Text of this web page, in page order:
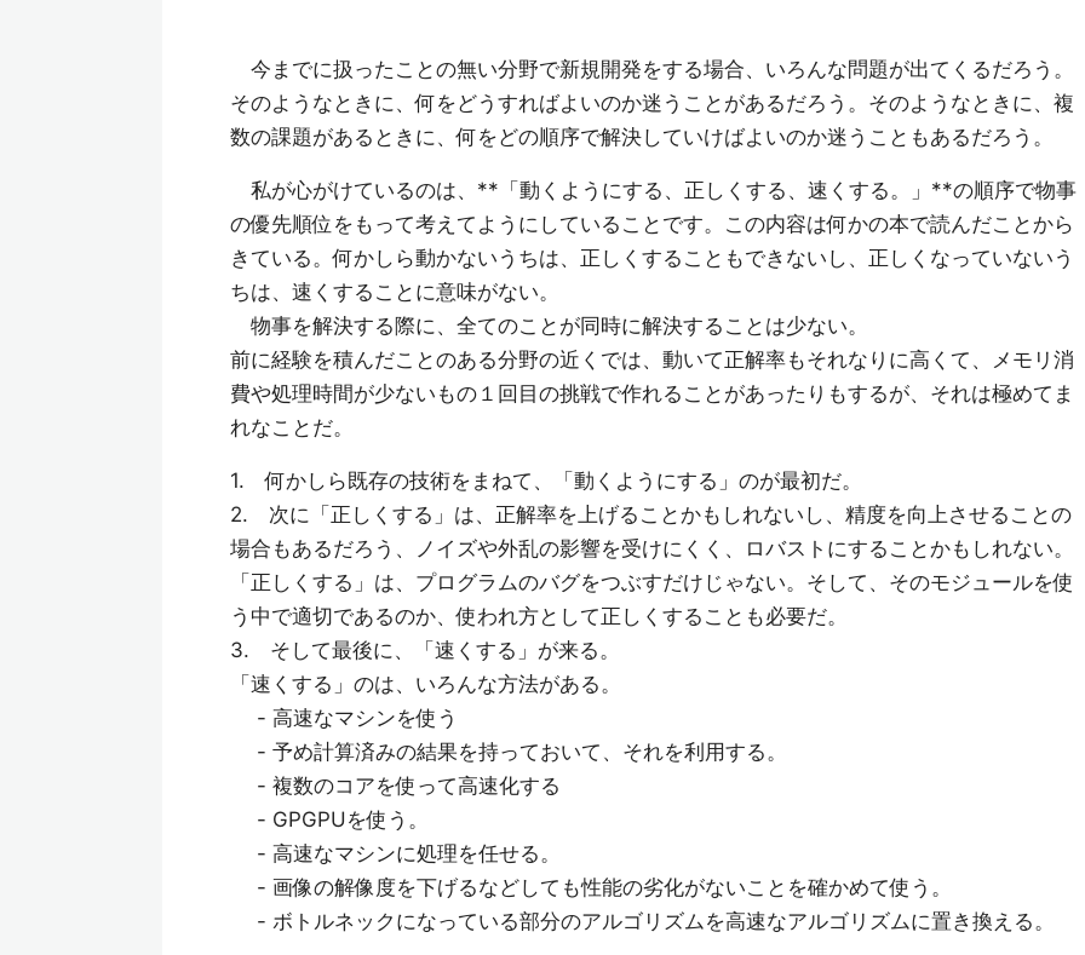
今までに扱ったことの無い分野で新規開発をする場合、いろんな問題が出てくるだろう。
そのようなときに、何をどうすればよいのか迷うことがあるだろう。そのようなときに、複
数の課題があるときに、何をどの順序で解決していけばよいのか迷うこともあるだろう。
私が心がけているのは、**「動くようにする、正しくする、速くする。」**の順序で物事
の優先順位をもって考えてようにしていることです。この内容は何かの本で読んだことから
きている。何かしら動かないうちは、正しくすることもできないし、正しくなっていないう
ちは、速くすることに意味がない。
物事を解決する際に、全てのことが同時に解決することは少ない。
前に経験を積んだことのある分野の近くでは、動いて正解率もそれなりに高くて、メモリ消
費や処理時間が少ないもの１回目の挑戦で作れることがあったりもするが、それは極めてま
れなことだ。
1. 何かしら既存の技術をまねて、「動くようにする」のが最初だ。
2. 次に「正しくする」は、正解率を上げることかもしれないし、精度を向上させることの
場合もあるだろう、ノイズや外乱の影響を受けにくく、ロバストにすることかもしれない。
「正しくする」は、プログラムのバグをつぶすだけじゃない。そして、そのモジュールを使
う中で適切であるのか、使われ方として正しくすることも必要だ。
3. そして最後に、「速くする」が来る。
「速くする」のは、いろんな方法がある。
- 高速なマシンを使う
- 予め計算済みの結果を持っておいて、それを利用する。
- 複数のコアを使って高速化する
- GPGPUを使う。
- 高速なマシンに処理を任せる。
- 画像の解像度を下げるなどしても性能の劣化がないことを確かめて使う。
- ボトルネックになっている部分のアルゴリズムを高速なアルゴリズムに置き換える。